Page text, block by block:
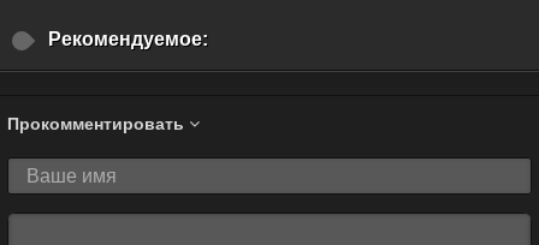
Рекомендуемое:
Прокомментировать